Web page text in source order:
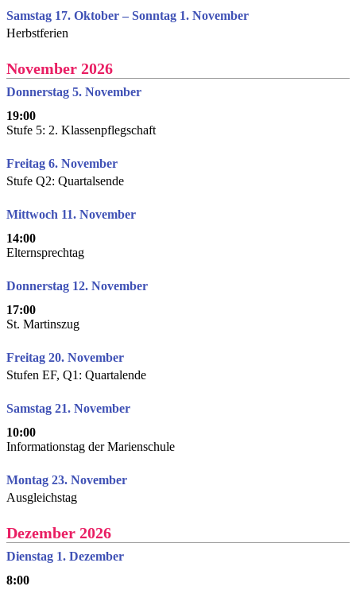
Samstag 17. Oktober – Sonntag 1. November
Herbstferien
November 2026
Donnerstag 5. November
19:00
Stufe 5: 2. Klassenpflegschaft
Freitag 6. November
Stufe Q2: Quartalsende
Mittwoch 11. November
14:00
Elternsprechtag
Donnerstag 12. November
17:00
St. Martinszug
Freitag 20. November
Stufen EF, Q1: Quartalende
Samstag 21. November
10:00
Informationstag der Marienschule
Montag 23. November
Ausgleichstag
Dezember 2026
Dienstag 1. Dezember
8:00